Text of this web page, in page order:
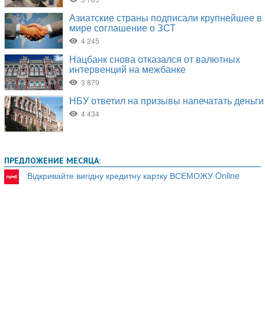
ПРЕДЛОЖЕНИЕ МЕСЯЦА:
Відкривайте вигідну кредитну картку ВСЕМОЖУ Online